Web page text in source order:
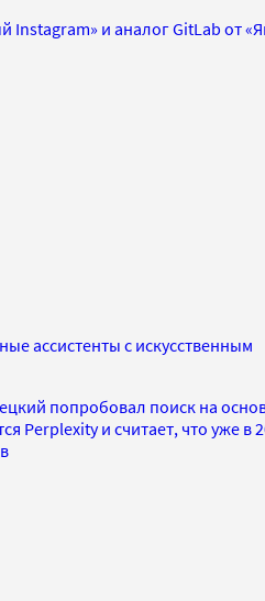
и аналог GitLab от
ассистенты с искусственным
попробовал поиск на
Perplexity и считает, что уже в